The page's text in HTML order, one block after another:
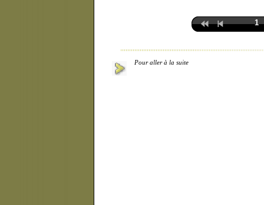
Pour aller à la suite
1